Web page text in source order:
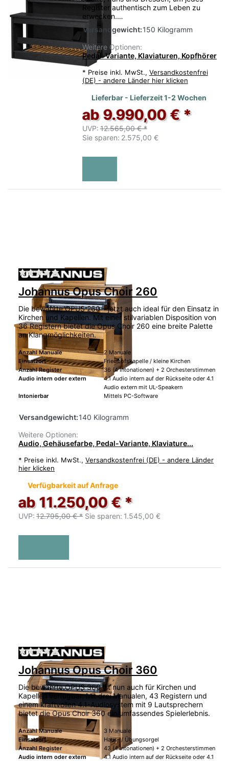
Register authentisch zum Leben zu
erwecken.…
Versandgewicht:150 Kilogramm
Weitere Optionen:
Pedal-Variante, Klaviaturen, Kopfhörer
* Preise inkl. MwSt., Versandkostenfrei
(DE) - andere Länder hier klicken
Lieferbar - Lieferzeit 1-2 Wochen
ab 9.990,00 € *
UVP: 12.565,00 € *
Sie sparen: 2.575,00 €
Zu diesem Produkt liegen noch keine
Johannus Opus Choir 260
Die bewährte OPUS 260 – jetzt auch ideal für den Einsatz in
Kirchen und Kapellen. Mit einer stilvariablen Disposition von
36 Registern bietet die Opus Choir 260 eine breite Palette
an Klangmöglichkeiten.
Anzahl Manuale
2 Manuale
Einsatzort
Friedhofskapelle / kleine Kirchen
Anzahl Register
36 (4 Intonationen) + 2 Orchesterstimmen
Audio intern oder extern
4.1 Audio intern auf der Rückseite oder 4.1
Audio extern mit UL-Speakern
Intonierbar
Mittels PC-Software
Versandgewicht:140 Kilogramm
Weitere Optionen:
Audio, Gehäusefarbe, Pedal-Variante, Klaviature...
* Preise inkl. MwSt., Versandkostenfrei (DE) - andere Länder
hier klicken
Verfügbarkeit auf Anfrage
ab 11.250,00 € *
UVP: 12.795,00 € * Sie sparen: 1.545,00 €
Zu diesem Produkt liegen noch keine
Johannus Opus Choir 360
Die bewährte OPUS 360 ist nun auch für Kirchen und
Kapellen verfügbar. Mit drei Manualen, 43 Registern und
einem kraftvollen 4.1-Audiosystem mit 9 Lautsprechern
bietet die Opus Choir 360 ein umfassendes Spielerlebnis.
Anzahl Manuale
3 Manuale
Einsatzort
Haus- / Übungsorgel
Anzahl Register
43 (4 Intonationen) + 2 Orchesterstimmen
Audio intern oder extern
4.1 Audio intern auf der Rückseite oder 4.1